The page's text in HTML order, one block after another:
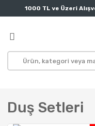
1000 TL ve Üzeri
Duş Setleri